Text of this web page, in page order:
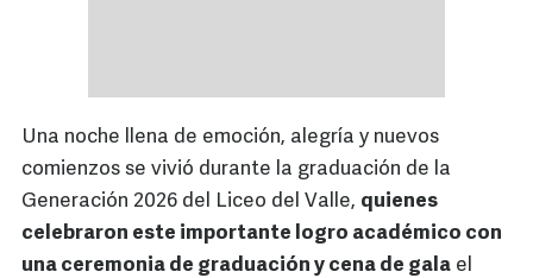
Una noche llena de emoción, alegría y nuevos
comienzos se vivió durante la graduación de la
Generación 2026 del Liceo del Valle, quienes
celebraron este importante logro académico con
una ceremonia de graduación y cena de gala el